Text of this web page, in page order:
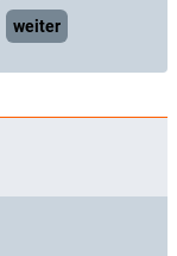
weiter